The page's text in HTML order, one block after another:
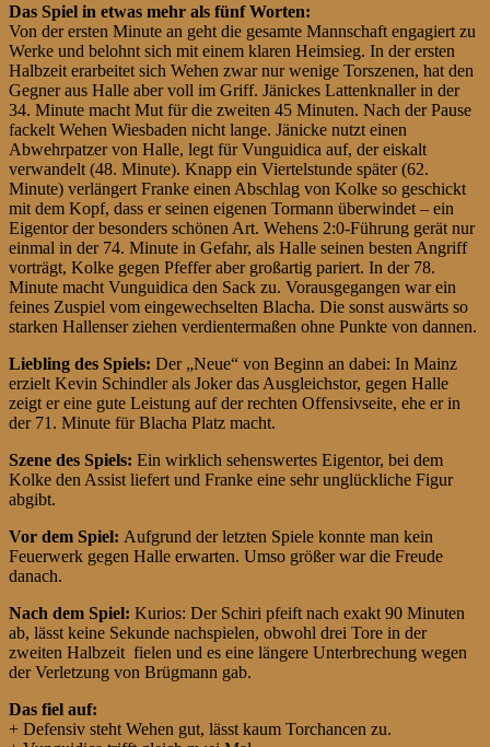
Das Spiel in etwas mehr als fünf Worten:
Von der ersten Minute an geht die gesamte Mannschaft engagiert zu
Werke und belohnt sich mit einem klaren Heimsieg. In der ersten
Halbzeit erarbeitet sich Wehen zwar nur wenige Torszenen, hat den
Gegner aus Halle aber voll im Griff. Jänickes Lattenknaller in der
34. Minute macht Mut für die zweiten 45 Minuten. Nach der Pause
fackelt Wehen Wiesbaden nicht lange. Jänicke nutzt einen
Abwehrpatzer von Halle, legt für Vunguidica auf, der eiskalt
verwandelt (48. Minute). Knapp ein Viertelstunde später (62.
Minute) verlängert Franke einen Abschlag von Kolke so geschickt
mit dem Kopf, dass er seinen eigenen Tormann überwindet – ein
Eigentor der besonders schönen Art. Wehens 2:0-Führung gerät nur
einmal in der 74. Minute in Gefahr, als Halle seinen besten Angriff
vorträgt, Kolke gegen Pfeffer aber großartig pariert. In der 78.
Minute macht Vunguidica den Sack zu. Vorausgegangen war ein
feines Zuspiel vom eingewechselten Blacha. Die sonst auswärts so
starken Hallenser ziehen verdientermaßen ohne Punkte von dannen.
Liebling des Spiels: Der „Neue“ von Beginn an dabei: In Mainz
erzielt Kevin Schindler als Joker das Ausgleichstor, gegen Halle
zeigt er eine gute Leistung auf der rechten Offensivseite, ehe er in
der 71. Minute für Blacha Platz macht.
Szene des Spiels: Ein wirklich sehenswertes Eigentor, bei dem
Kolke den Assist liefert und Franke eine sehr unglückliche Figur
abgibt.
Vor dem Spiel: Aufgrund der letzten Spiele konnte man kein
Feuerwerk gegen Halle erwarten. Umso größer war die Freude
danach.
Nach dem Spiel: Kurios: Der Schiri pfeift nach exakt 90 Minuten
ab, lässt keine Sekunde nachspielen, obwohl drei Tore in der
zweiten Halbzeit fielen und es eine längere Unterbrechung wegen
der Verletzung von Brügmann gab.
Das fiel auf:
+ Defensiv steht Wehen gut, lässt kaum Torchancen zu.